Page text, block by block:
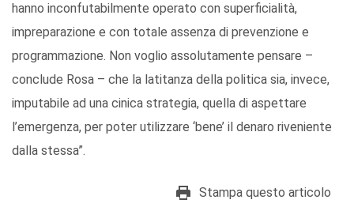
hanno inconfutabilmente operato con superficialità,
impreparazione e con totale assenza di prevenzione e
programmazione. Non voglio assolutamente pensare –
conclude Rosa – che la latitanza della politica sia, invece,
imputabile ad una cinica strategia, quella di aspettare
l’emergenza, per poter utilizzare ‘bene’ il denaro riveniente
dalla stessa”.
Stampa questo articolo